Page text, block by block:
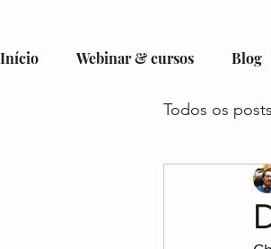
Início Webinar & cursos Blog
Todos os posts
Hobbies